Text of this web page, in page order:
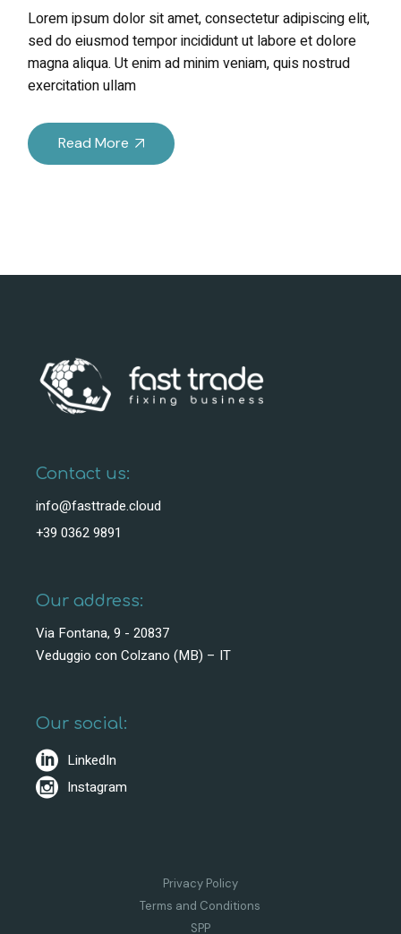
Lorem ipsum dolor sit amet, consectetur adipiscing elit,
sed do eiusmod tempor incididunt ut labore et dolore
magna aliqua. Ut enim ad minim veniam, quis nostrud
exercitation ullam
Read More
Contact us:
info@fasttrade.cloud
+39 0362 9891
Our address:
Via Fontana, 9 - 20837
Veduggio con Colzano (MB) – IT
Our social:
LinkedIn
Instagram
Privacy Policy
Terms and Conditions
SPP